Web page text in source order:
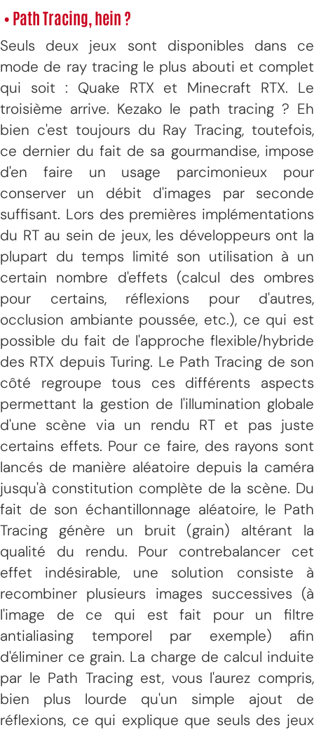
• Path Tracing, hein ?
Seuls deux jeux sont disponibles dans ce
mode de ray tracing le plus abouti et complet
qui soit : Quake RTX et Minecraft RTX. Le
troisième arrive. Kezako le path tracing ? Eh
bien c'est toujours du Ray Tracing, toutefois,
ce dernier du fait de sa gourmandise, impose
d'en faire un usage parcimonieux pour
conserver un débit d'images par seconde
suffisant. Lors des premières implémentations
du RT au sein de jeux, les développeurs ont la
plupart du temps limité son utilisation à un
certain nombre d'effets (calcul des ombres
pour certains, réflexions pour d'autres,
occlusion ambiante poussée, etc.), ce qui est
possible du fait de l'approche flexible/hybride
des RTX depuis Turing. Le Path Tracing de son
côté regroupe tous ces différents aspects
permettant la gestion de l'illumination globale
d'une scène via un rendu RT et pas juste
certains effets. Pour ce faire, des rayons sont
lancés de manière aléatoire depuis la caméra
jusqu'à constitution complète de la scène. Du
fait de son échantillonnage aléatoire, le Path
Tracing génère un bruit (grain) altérant la
qualité du rendu. Pour contrebalancer cet
effet indésirable, une solution consiste à
recombiner plusieurs images successives (à
l'image de ce qui est fait pour un filtre
antialiasing temporel par exemple) afin
d'éliminer ce grain. La charge de calcul induite
par le Path Tracing est, vous l'aurez compris,
bien plus lourde qu'un simple ajout de
réflexions, ce qui explique que seuls des jeux